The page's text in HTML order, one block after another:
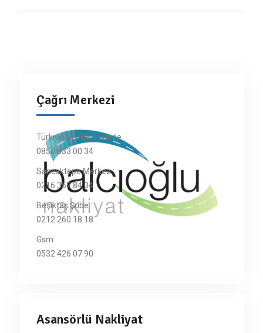
Çağrı Merkezi
Türkiye'nin Her Yerinde
0850 833 00 34
Sancaktepe Merkez :
0216 352 84 34
Beşiktaş Şube :
0212 260 18 18
Gsm :
0532 426 07 90
Asansörlü Nakliyat